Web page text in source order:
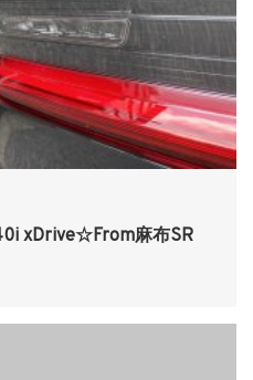
xDrive☆From麻布SR